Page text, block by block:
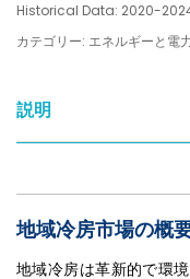
Historical Data: 2020-
カテゴリー: エネルギーと電
説明
地域冷房市場の概
地域冷房は革新的で環